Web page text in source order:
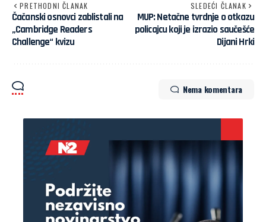
PRETHODNI ČLANAK
Čačanski osnovci zablistali na
„Cambridge Readers
Challenge“ kvizu
SLEDEĆI ČLANAK
MUP: Netačne tvrdnje o otkazu
policajcu koji je izrazio saučešće
Dijani Hrki
Nema komentara